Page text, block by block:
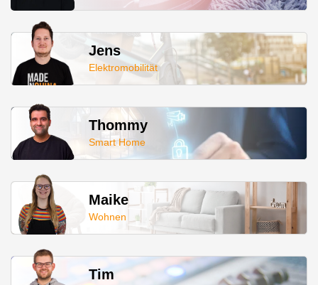
Jens
Elektromobilität
Thommy
Smart Home
Maike
Wohnen
Tim